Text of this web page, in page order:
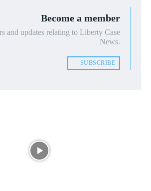
Become a member
and updates relating to Liberty Case
News.
﹢ SUBSCRIBE